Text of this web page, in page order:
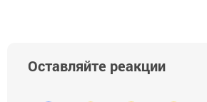
Оставляйте реакции